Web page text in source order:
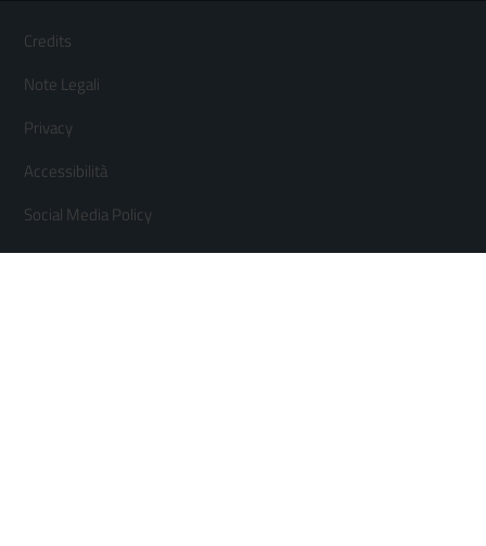
Footer
Menù
orizzontale
Credits
Note Legali
Privacy
Accessibilità
Social Media Policy